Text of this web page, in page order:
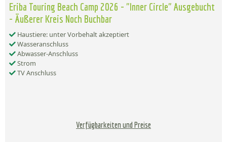
Eriba Touring Beach Camp 2026 - "Inner Circle" Ausgebucht
- Äußerer Kreis Noch Buchbar
Haustiere: unter Vorbehalt akzeptiert
Wasseranschluss
Abwasser-Anschluss
Strom
TV Anschluss
Verfügbarkeiten und Preise